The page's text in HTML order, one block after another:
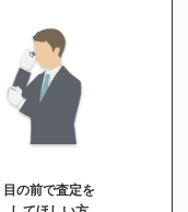
目の前で査定を